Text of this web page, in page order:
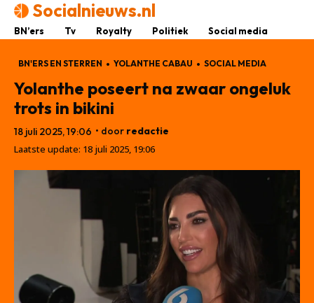
Socialnieuws.nl
BN’ers Tv Royalty Politiek Social media
BN'ERS EN STERREN YOLANTHE CABAU SOCIAL MEDIA
Yolanthe poseert na zwaar ongeluk
trots in bikini
18 juli 2025, 19:06 • door redactie
Laatste update: 18 juli 2025, 19:06